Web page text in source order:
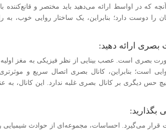
را دوست دارد؛ بنابراین، یک ساختار روایی خوب، به
بصری است. عصب بینایی از نظر فیزیکی به مغز
شنوایی است؛ بنابراین، کانال بصری اتصال سریع‌ و
حس دیگری بر کانال بصری غلبه ندارد. این کانال، به
قرار می‌گیرد. احساسات، مجموعه‌ای از حوادث شیمیایی